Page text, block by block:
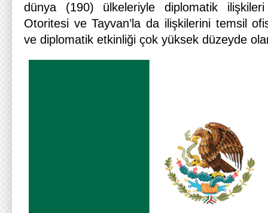
dünya (190) ülkeleriyle diplomatik
Otoritesi ve Tayvan’la da ilişkilerini temsil
ve diplomatik etkinliği çok yüksek düzeyde